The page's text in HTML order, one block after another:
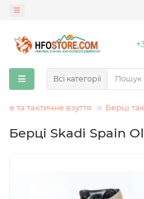
Всі категорії
та тактичне взуття Берці
Берці Skadi Spain